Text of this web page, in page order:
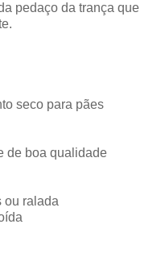
pedaço da trança que
seco para pães
de boa qualidade
ou ralada